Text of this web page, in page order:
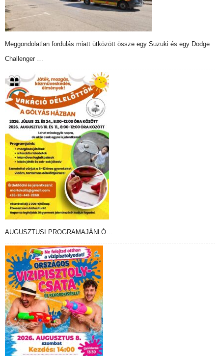
Meggondolatlan fordulás miatt ütközött össze egy Suzuki és egy Dodge
Challenger …
AUGUSZTUSI PROGRAMAJÁNLÓ…